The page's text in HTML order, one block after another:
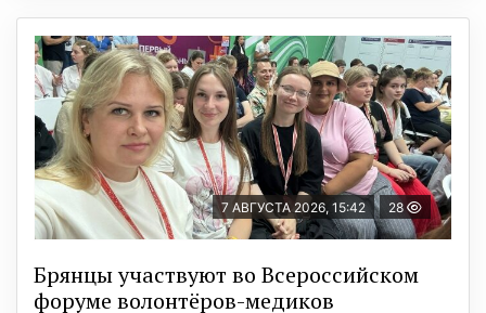
7 АВГУСТА 2026, 15:42 28
Брянцы участвуют во Всероссийском
форуме волонтёров-медиков